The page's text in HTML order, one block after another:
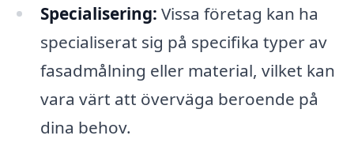
Specialisering: Vissa företag kan ha
specialiserat sig på specifika typer av
fasadmålning eller material, vilket kan
vara värt att överväga beroende på
dina behov.